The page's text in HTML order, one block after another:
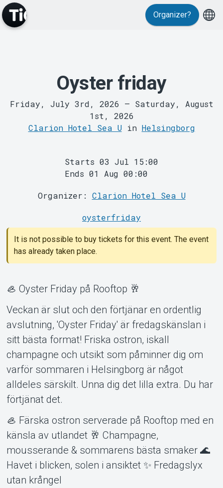
MyTickster
Support
About Tickster
Organizer?
Oyster friday
Friday, July 3rd, 2026 – Saturday, August
1st, 2026
Clarion Hotel Sea Uin Helsingborg
Starts 03 Jul 15:00
Ends 01 Aug 00:00
Organizer: Clarion Hotel Sea U
oysterfriday
It is not possible to buy tickets for this event. The event
has already taken place.
🦪 Oyster Friday på Rooftop 🥂
Veckan är slut och den förtjänar en ordentlig
avslutning, 'Oyster Friday' är fredagskänslan i
sitt bästa format! Friska ostron, iskall
champagne och utsikt som påminner dig om
varför sommaren i Helsingborg är något
alldeles särskilt. Unna dig det lilla extra. Du har
förtjänat det.
🦪 Färska ostron serverade på Rooftop med en
känsla av utlandet 🥂 Champagne,
mousserande & sommarens bästa smaker 🌊
Havet i blicken, solen i ansiktet ✨ Fredagslyx
utan krångel